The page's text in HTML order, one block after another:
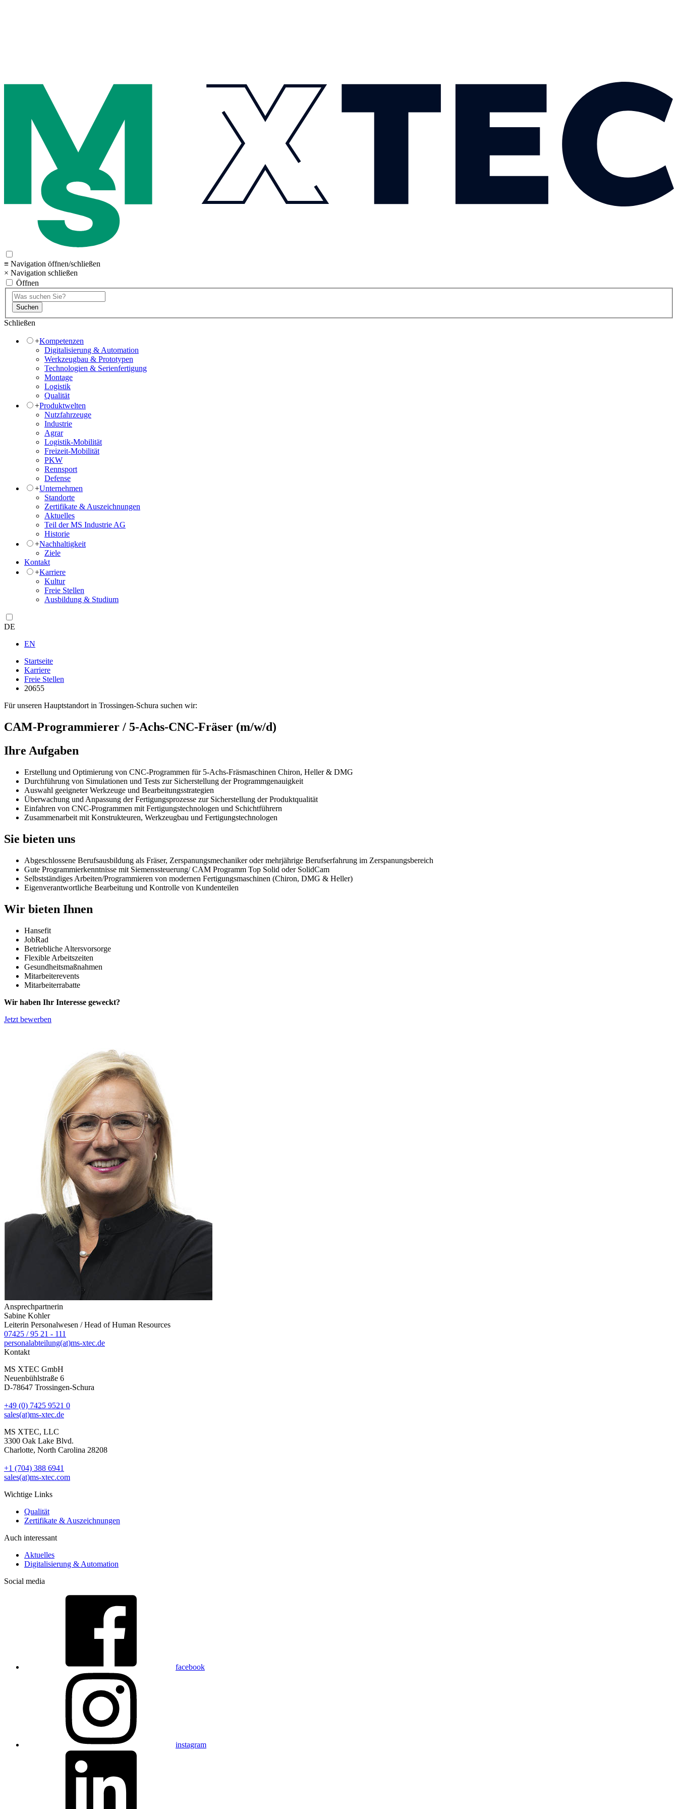
≡ Navigation öffnen/schließen
× Navigation schließen
Öffnen
Suchen
Schließen
+Kompetenzen
Digitalisierung & Automation
Werkzeugbau & Prototypen
Technologien & Serienfertigung
Montage
Logistik
Qualität
+Produktwelten
Nutzfahrzeuge
Industrie
Agrar
Logistik-Mobilität
Freizeit-Mobilität
PKW
Rennsport
Defense
+Unternehmen
Standorte
Zertifikate & Auszeichnungen
Aktuelles
Teil der MS Industrie AG
Historie
+Nachhaltigkeit
Ziele
Kontakt
+Karriere
Kultur
Freie Stellen
Ausbildung & Studium
DE
EN
Startseite
Karriere
Freie Stellen
20655
Für unseren Hauptstandort in Trossingen-Schura suchen wir:
CAM-Programmierer / 5-Achs-CNC-Fräser (m/w/d)
Ihre Aufgaben
Erstellung und Optimierung von CNC-Programmen für 5-Achs-Fräsmaschinen Chiron, Heller & DMG
Durchführung von Simulationen und Tests zur Sicherstellung der Programmgenauigkeit
Auswahl geeigneter Werkzeuge und Bearbeitungsstrategien
Überwachung und Anpassung der Fertigungsprozesse zur Sicherstellung der Produktqualität
Einfahren von CNC-Programmen mit Fertigungstechnologen und Schichtführern
Zusammenarbeit mit Konstrukteuren, Werkzeugbau und Fertigungstechnologen
Sie bieten uns
Abgeschlossene Berufsausbildung als Fräser, Zerspanungsmechaniker oder mehrjährige Berufserfahrung im Zerspanungsbereich
Gute Programmierkenntnisse mit Siemenssteuerung/ CAM Programm Top Solid oder SolidCam
Selbstständiges Arbeiten/Programmieren von modernen Fertigungsmaschinen (Chiron, DMG & Heller)
Eigenverantwortliche Bearbeitung und Kontrolle von Kundenteilen
Wir bieten Ihnen
Hansefit
JobRad
Betriebliche Altersvorsorge
Flexible Arbeitszeiten
Gesundheitsmaßnahmen
Mitarbeiterevents
Mitarbeiterrabatte
Wir haben Ihr Interesse geweckt?
Jetzt bewerben
Ansprechpartnerin
Sabine Kohler
Leiterin Personalwesen / Head of Human Resources
07425 / 95 21 - 111
personalabteilung(at)ms-xtec.de
Kontakt
MS XTEC GmbH
Neuenbühlstraße 6
D-78647 Trossingen-Schura
+49 (0) 7425 9521 0
sales(at)ms-xtec.de
MS XTEC, LLC
3300 Oak Lake Blvd.
Charlotte, North Carolina 28208
+1 (704) 388 6941
sales(at)ms-xtec.com
Wichtige Links
Qualität
Zertifikate & Auszeichnungen
Auch interessant
Aktuelles
Digitalisierung & Automation
Social media
facebook
instagram